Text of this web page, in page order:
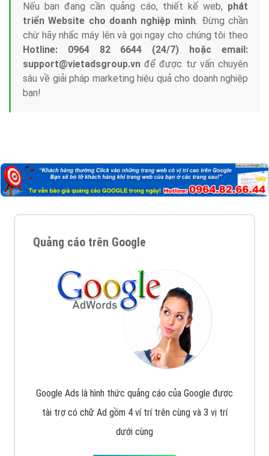
Nếu bạn đang cần quảng cáo, thiết kế web, phát
triển Website cho doanh nghiệp mình. Đừng chần
chừ hãy nhấc máy lên và gọi ngay cho chúng tôi theo
Hotline: 0964 82 6644 (24/7) hoặc email:
support@vietadsgroup.vn để được tư vấn chuyên
sâu về giải pháp marketing hiệu quả cho doanh nghiệp
bạn!
Quảng cáo trên Google
Google Ads là hình thức quảng cáo của Google được
tài trợ có chữ Ad gồm 4 ví trí trên cùng và 3 vị trí
dưới cùng